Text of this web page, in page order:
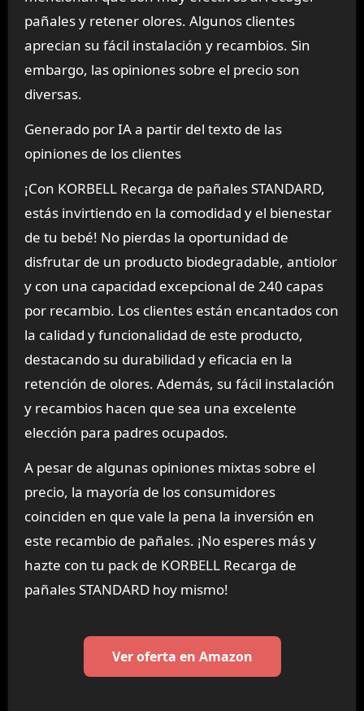
pañales y retener olores. Algunos clientes
aprecian su fácil instalación y recambios. Sin
embargo, las opiniones sobre el precio son
diversas.
Generado por IA a partir del texto de las
opiniones de los clientes
¡Con KORBELL Recarga de pañales STANDARD,
estás invirtiendo en la comodidad y el bienestar
de tu bebé! No pierdas la oportunidad de
disfrutar de un producto biodegradable, antiolor
y con una capacidad excepcional de 240 capas
por recambio. Los clientes están encantados con
la calidad y funcionalidad de este producto,
destacando su durabilidad y eficacia en la
retención de olores. Además, su fácil instalación
y recambios hacen que sea una excelente
elección para padres ocupados.
A pesar de algunas opiniones mixtas sobre el
precio, la mayoría de los consumidores
coinciden en que vale la pena la inversión en
este recambio de pañales. ¡No esperes más y
hazte con tu pack de KORBELL Recarga de
pañales STANDARD hoy mismo!
Ver oferta en Amazon